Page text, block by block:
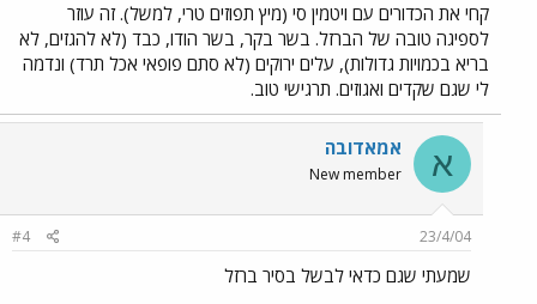
קחי את הכדורים עם ויטמין סי (מיץ תפוזים טרי, למשל). זה עוזר
לספיגה טובה של הברזל. בשר בקר, בשר הודו, כבד (לא להגזים, לא
בריא בכמויות גדולות), עלים ירוקים (לא סתם פופאי אכל תרד) ונדמה
לי שגם שקדים ואגוזים. תרגישי טוב.
א אמאדובה
New member
23/4/04
#4
שמעתי שגם כדאי לבשל בסיר ברזל